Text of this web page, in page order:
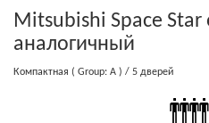
Mitsubishi Space
аналогичный
Компактная ( Group: A ) / 5 дверей